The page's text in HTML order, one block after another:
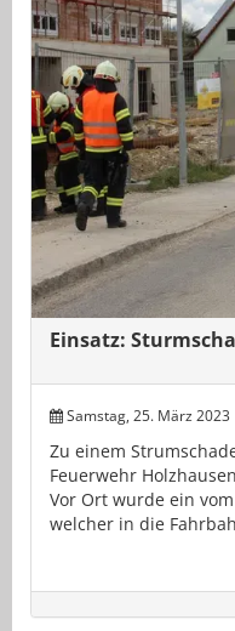
Einsatz:
Samstag, 25. März 2023
Zu einem
Feuerwehr
Vor Ort wurde ein
welcher in die